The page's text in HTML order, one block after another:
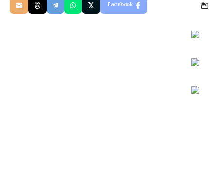
Facebook